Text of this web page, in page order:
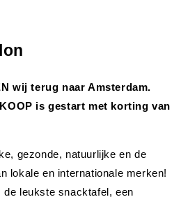
wij terug naar Amsterdam.
is gestart met korting van
gezonde, natuurlijke en de
lokale en internationale merken!
de leukste snacktafel, een